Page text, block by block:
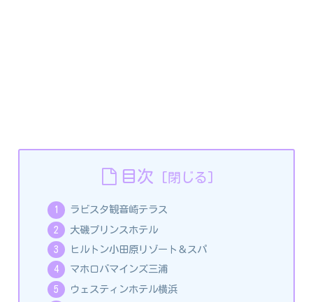
目次
ラビスタ観音崎テラス
大磯プリンスホテル
ヒルトン小田原リゾート＆スパ
マホロバマインズ三浦
ウェスティンホテル横浜